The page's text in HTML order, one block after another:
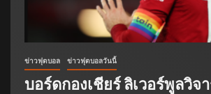
ข่าวฟุตบอล ข่าวฟุตบอลวันนี้
บอร์ดกองเชียร์ ลิเวอร์พูลวิจ